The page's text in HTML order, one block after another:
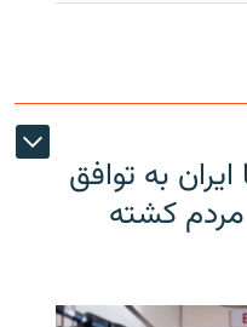
به توافق
کشته